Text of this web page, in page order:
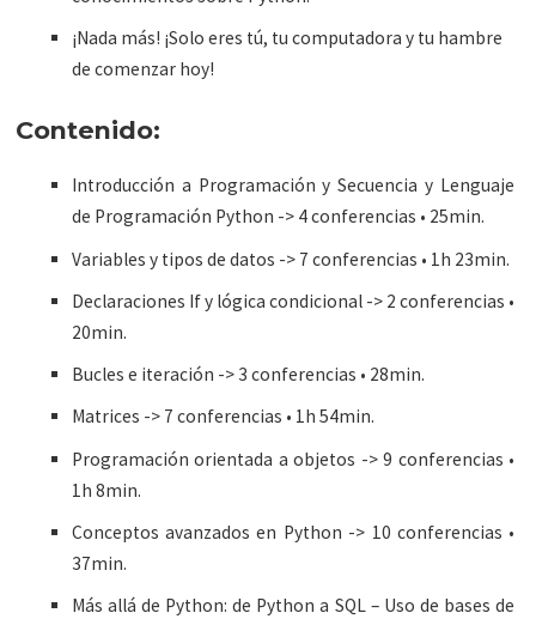
¡Nada más! ¡Solo eres tú, tu computadora y tu hambre
de comenzar hoy!
Contenido:
Introducción a Programación y Secuencia y Lenguaje
de Programación Python -> 4 conferencias • 25min.
Variables y tipos de datos -> 7 conferencias • 1h 23min.
Declaraciones If y lógica condicional -> 2 conferencias •
20min.
Bucles e iteración -> 3 conferencias • 28min.
Matrices -> 7 conferencias • 1h 54min.
Programación orientada a objetos -> 9 conferencias •
1h 8min.
Conceptos avanzados en Python -> 10 conferencias •
37min.
Más allá de Python: de Python a SQL – Uso de bases de